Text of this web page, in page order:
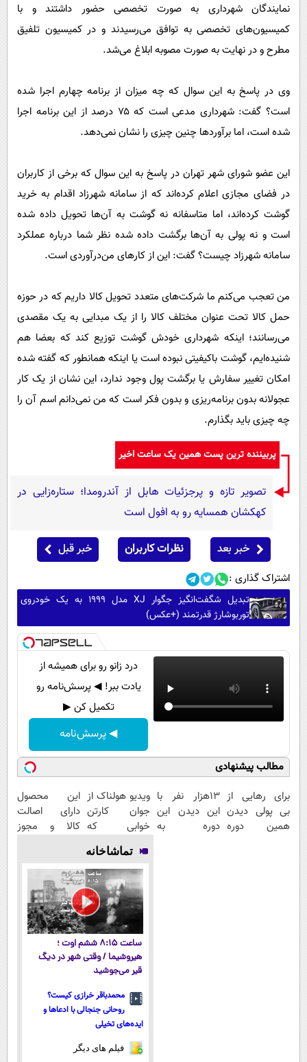
نمایندگان شهرداری به صورت تخصصی حضور داشتند و با
کمیسیون‌های تخصصی به توافق می‌رسیدند و در کمیسیون تلفیق
مطرح و در نهایت به صورت مصوبه ابلاغ می‌شد.
وی در پاسخ به این سوال که چه میزان از برنامه چهارم اجرا شده
است؟ گفت: شهرداری مدعی است که ۷۵ درصد از این برنامه اجرا
شده است، اما برآورد‌ها چنین چیزی را نشان نمی‌دهد.
این عضو شورای شهر تهران در پاسخ به این سوال که برخی از کاربران
در فضای مجازی اعلام کرده‌اند که از سامانه شهرزاد اقدام به خرید
گوشت کرده‌اند، اما متاسفانه نه گوشت به آن‌ها تحویل داده شده
است و نه پولی به آن‌ها برگشت داده شده نظر شما درباره عملکرد
سامانه شهرزاد چیست؟ گفت: این از کار‌های من‌درآوردی است.
من تعجب می‌کنم ما شرکت‌های متعدد تحویل کالا داریم که در حوزه
حمل کالا تحت عنوان مختلف کالا را از یک مبدایی به یک مقصدی
می‌رسانند؛ اینکه شهرداری خودش گوشت توزیع کند که بعضا هم
شنیده‌ایم، گوشت باکیفیتی نبوده است یا اینکه همانطور که گفته شده
امکان تغییر سفارش یا برگشت پول وجود ندارد، این نشان از یک کار
عجولانه بدون برنامه‌ریزی و بدون فکر است که من نمی‌دانم اسم آن را
چه چیزی باید بگذارم.
پربیننده ترین پست همین یک ساعت اخیر
تصویر تازه و پرجزئیات هابل از آندرومدا؛ ستاره‌زایی در
کهکشان همسایه رو به افول است
خبر بعد نظرات کاربران خبر قبل
اشتراک گذاری :
تبدیل شگفت‌انگیز جگوار XJ مدل ۱۹۹۹ به یک خودروی
توربوشارژ قدرتمند (+عکس)
درد زانو رو برای همیشه از
یادت ببر! ◀ پرسش‌نامه رو
تکمیل کن ▶
◀ پرسش‌نامه
مطالب پیشنهادی
برای رهایی از
بی پولی دیدن
همین دوره
13هزار نفر با
این دیدن این
دوره به
ویدیو هولناک از
جوان کارتن
خوابی که
میلیاردر شد.
آموزش رایگان
این محصول
دارای اصالت
کالا و مجوز
تماشاخانه
ساعت ۸:۱۵ ششم اوت ؛
هیروشیما / وقتی شهر در دیگ
قیر می‌جوشید
محمدباقر خرازی کیست؟
روحانی جنجالی با ادعاها و
ایده‌های تخیلی
فیلم های دیگر